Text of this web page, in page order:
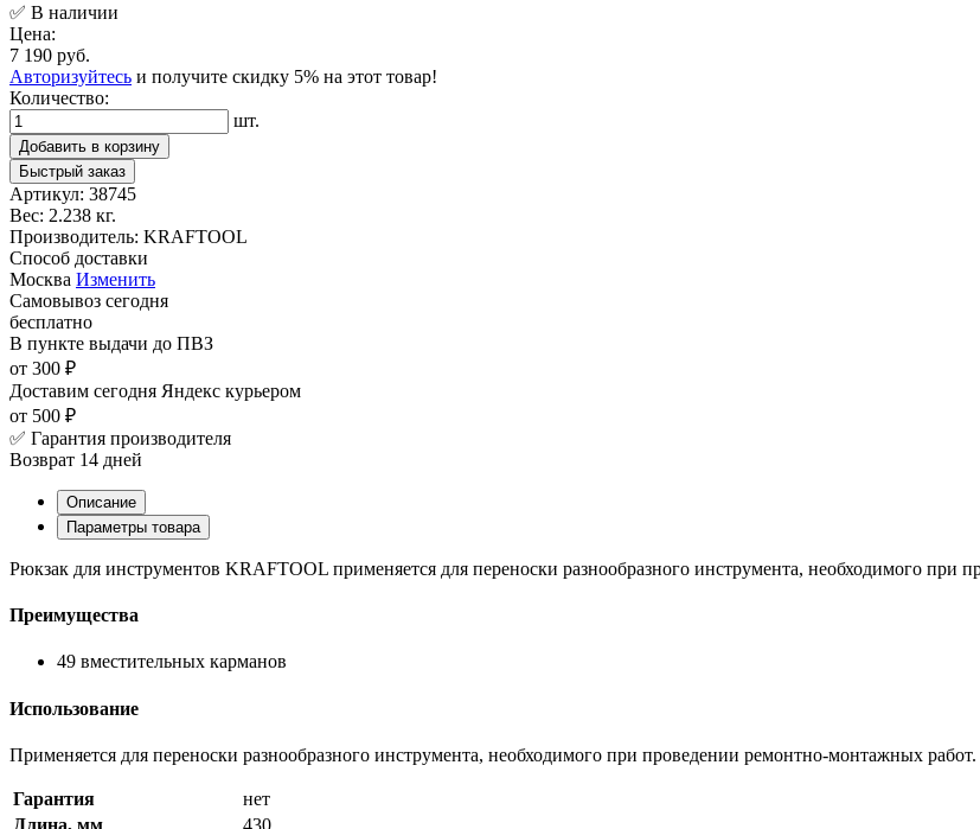
✅ В наличии
Цена:
7 190 руб.
Авторизуйтесь и получите скидку 5% на этот товар!
Количество:
шт.
Добавить в корзину
Быстрый заказ
Артикул: 38745
Вес: 2.238 кг.
Производитель: KRAFTOOL
Способ доставки
Москва Изменить
Самовывоз сегодня
бесплатно
В пункте выдачи до ПВЗ
от 300 ₽
Доставим сегодня Яндекс курьером
от 500 ₽
✅ Гарантия производителя
Возврат 14 дней
Описание
Параметры товара
Рюкзак для инструментов KRAFTOOL применяется для переноски разнообразного инструмента, необходимого при
Преимущества
49 вместительных карманов
Использование
Применяется для переноски разнообразного инструмента, необходимого при проведении ремонтно-монтажных работ.
Гарантия
нет
Длина, мм
430